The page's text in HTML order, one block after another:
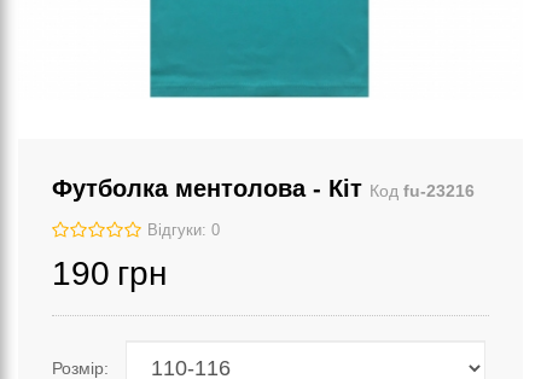
Футболка ментолова - Кіт Код fu-23216
Відгуки: 0
190 грн
Розмір: